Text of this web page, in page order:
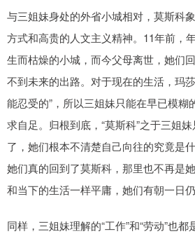
与三姐妹身处的外省小城相对，莫斯科
方式和高贵的人文主义精神。11年前，
生而枯燥的小城，而今父母离世，她们
不到未来的出路。对于现在的生活，玛
能忍受的”，所以三姐妹只能在早已模糊
求自足。归根到底，“莫斯科”之于三姐
了，她们根本不清楚自己向往的究竟是
她们真的回到了莫斯科，那里也不再是
和当下的生活一样平庸，她们有朝一日仍
同样，三姐妹理解的“工作”和“劳动”也